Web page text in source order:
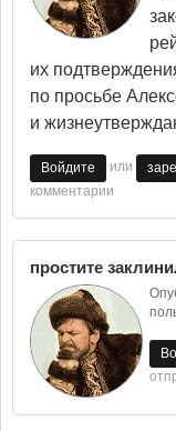
их
по просьбе
и
Войдите или
комментарии
простите